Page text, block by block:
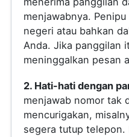
menjawabnya.
negeri atau bahkan
Anda. Jika panggilan
meninggalkan pesan
2. Hati-hati dengan
menjawab nomor tak
mencurigakan,
segera tutup telepon.